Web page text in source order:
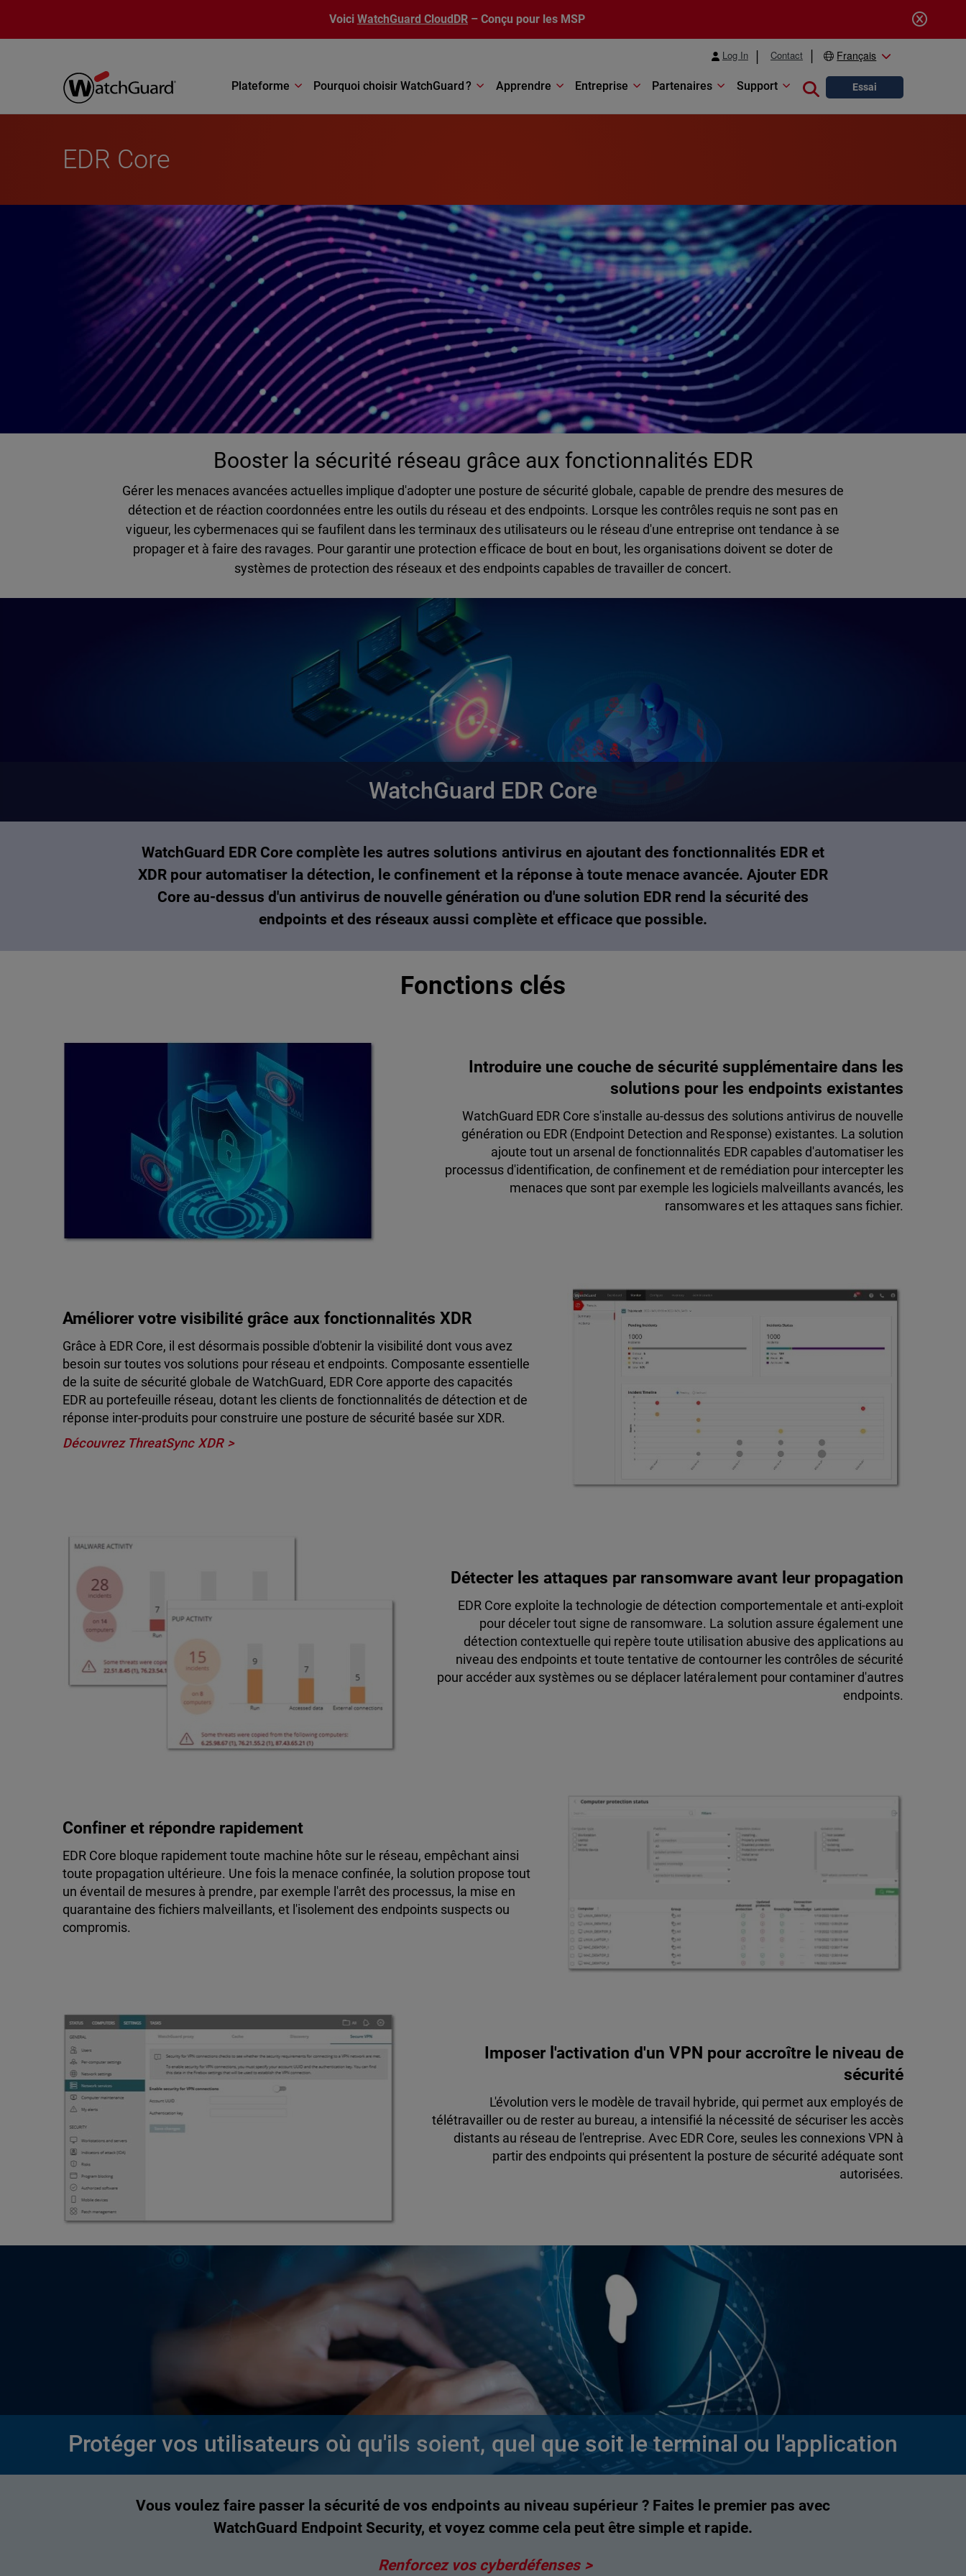
Voici WatchGuard CloudDR – Conçu pour les MSP
Log In Contact Français
Plateforme Pourquoi choisir WatchGuard ? Apprendre Entreprise Partenaires Support Close search
Essai
EDR Core
Booster la sécurité réseau grâce aux fonctionnalités EDR
Gérer les menaces avancées actuelles implique d'adopter une posture de sécurité globale, capable de prendre des mesures de
détection et de réaction coordonnées entre les outils du réseau et des endpoints. Lorsque les contrôles requis ne sont pas en
vigueur, les cybermenaces qui se faufilent dans les terminaux des utilisateurs ou le réseau d'une entreprise ont tendance à se
propager et à faire des ravages. Pour garantir une protection efficace de bout en bout, les organisations doivent se doter de
systèmes de protection des réseaux et des endpoints capables de travailler de concert.
WatchGuard EDR Core
WatchGuard EDR Core complète les autres solutions antivirus en ajoutant des fonctionnalités EDR et
XDR pour automatiser la détection, le confinement et la réponse à toute menace avancée. Ajouter EDR
Core au-dessus d'un antivirus de nouvelle génération ou d'une solution EDR rend la sécurité des
endpoints et des réseaux aussi complète et efficace que possible.
Fonctions clés
Introduire une couche de sécurité supplémentaire dans les
solutions pour les endpoints existantes
WatchGuard EDR Core s'installe au-dessus des solutions antivirus de nouvelle
génération ou EDR (Endpoint Detection and Response) existantes. La solution
ajoute tout un arsenal de fonctionnalités EDR capables d'automatiser les
processus d'identification, de confinement et de remédiation pour intercepter les
menaces que sont par exemple les logiciels malveillants avancés, les
ransomwares et les attaques sans fichier.
Améliorer votre visibilité grâce aux fonctionnalités XDR
Grâce à EDR Core, il est désormais possible d'obtenir la visibilité dont vous avez
besoin sur toutes vos solutions pour réseau et endpoints. Composante essentielle
de la suite de sécurité globale de WatchGuard, EDR Core apporte des capacités
EDR au portefeuille réseau, dotant les clients de fonctionnalités de détection et de
réponse inter-produits pour construire une posture de sécurité basée sur XDR.
Découvrez ThreatSync XDR
Détecter les attaques par ransomware avant leur propagation
EDR Core exploite la technologie de détection comportementale et anti-exploit
pour déceler tout signe de ransomware. La solution assure également une
détection contextuelle qui repère toute utilisation abusive des applications au
niveau des endpoints et toute tentative de contourner les contrôles de sécurité
pour accéder aux systèmes ou se déplacer latéralement pour contaminer d'autres
endpoints.
Confiner et répondre rapidement
EDR Core bloque rapidement toute machine hôte sur le réseau, empêchant ainsi
toute propagation ultérieure. Une fois la menace confinée, la solution propose tout
un éventail de mesures à prendre, par exemple l'arrêt des processus, la mise en
quarantaine des fichiers malveillants, et l'isolement des endpoints suspects ou
compromis.
Imposer l'activation d'un VPN pour accroître le niveau de
sécurité
L'évolution vers le modèle de travail hybride, qui permet aux employés de
télétravailler ou de rester au bureau, a intensifié la nécessité de sécuriser les accès
distants au réseau de l'entreprise. Avec EDR Core, seules les connexions VPN à
partir des endpoints qui présentent la posture de sécurité adéquate sont
autorisées.
Protéger vos utilisateurs où qu'ils soient, quel que soit le terminal ou l'application
Vous voulez faire passer la sécurité de vos endpoints au niveau supérieur ? Faites le premier pas avec
WatchGuard Endpoint Security, et voyez comme cela peut être simple et rapide.
Renforcez vos cyberdéfenses